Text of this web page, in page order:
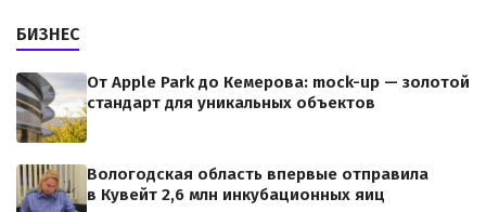
БИЗНЕС
От Apple Park до Кемерова: mock-up — золотой
стандарт для уникальных объектов
Вологодская область впервые отправила
в Кувейт 2,6 млн инкубационных яиц